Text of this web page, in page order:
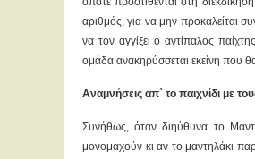
αριθμός, για να μην προκαλείται
να τον αγγίξει ο αντίπαλος
ομάδα ανακηρύσσεται εκείνη που
Αναμνήσεις απ` το παιχνίδι με
Συνήθως, όταν διηύθυνα το
μονομαχούν κι αν το μαντηλάκι